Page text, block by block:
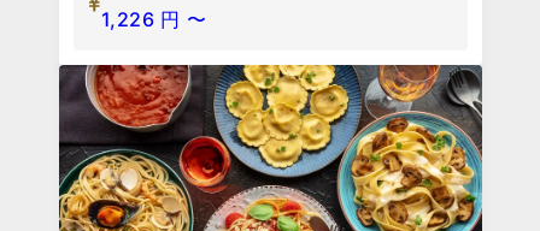
1,226 円 〜